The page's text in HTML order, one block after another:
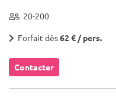
20-200
Forfait dès62 € / pers.
Contacter